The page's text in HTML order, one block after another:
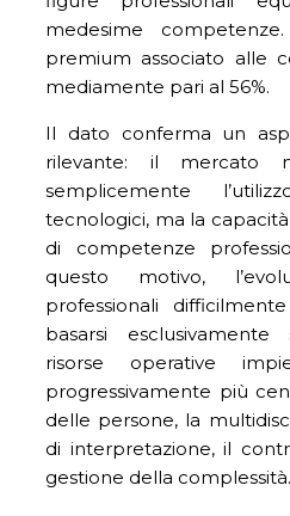
medesime
premium associato alle
mediamente pari al 56%.
Il dato conferma un
rilevante: il mercato
semplicemente
tecnologici, ma la
di competenze
questo motivo,
professionali
basarsi
risorse operative
progressivamente più
delle persone, la
di interpretazione, il
gestione della complessità.